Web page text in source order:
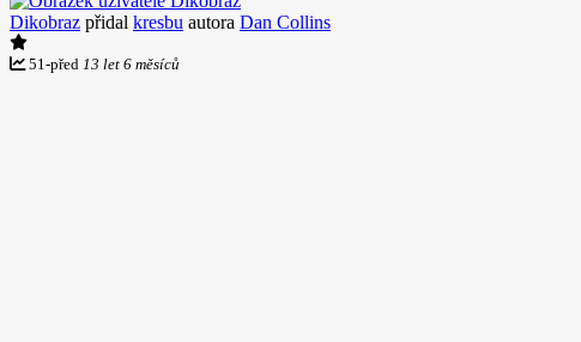
Dikobraz přidal kresbu autora Dan Collins
51 -před 13 let 6 měsíců